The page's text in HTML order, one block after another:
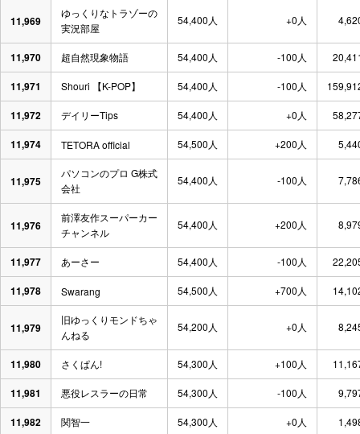
11,969
ゆっくりなトラゾーの
実況部屋
54,400人 +0人
11,970 超自然現象物語 54,400人 -100人
11,971 Shouri 【K-POP】 54,400人 -100人
11,972 デイリーTips 54,400人 +0人
11,974 TETORA official 54,500人 +200人
11,975
パソコンのプロ G株式
会社
54,400人 -100人
11,976
前澤友作スーパーカー
チャンネル
54,400人 +200人
11,977 あーさー 54,400人 -100人
11,978 Swarang 54,500人 +700人
11,979
旧ゆっくりモンドちゃ
んねる
54,200人 +0人
11,980 さくぱん! 54,300人 +100人
11,981 悪役レスラーの日常 54,300人 -100人
11,982 関智一 54,300人 +0人